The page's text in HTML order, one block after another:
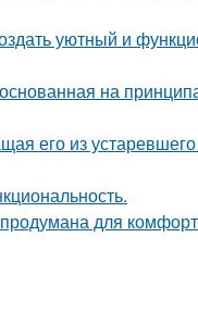
уютный и
на
его из
для